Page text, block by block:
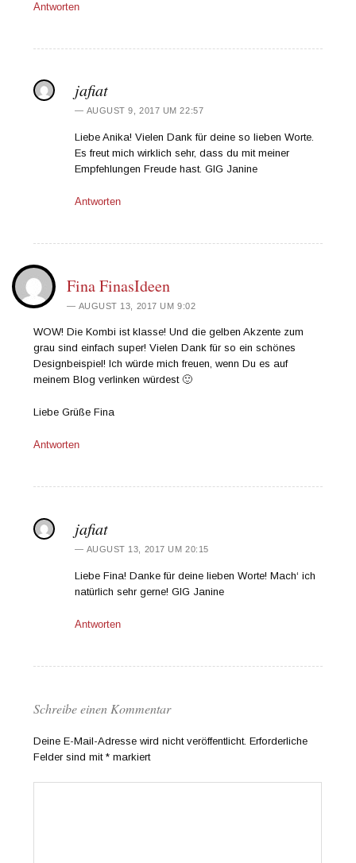
Antworten
jafiat
AUGUST 9, 2017 UM 22:57
Liebe Anika! Vielen Dank für deine so lieben Worte.
Es freut mich wirklich sehr, dass du mit meiner
Empfehlungen Freude hast. GlG Janine
Antworten
Fina FinasIdeen
AUGUST 13, 2017 UM 9:02
WOW! Die Kombi ist klasse! Und die gelben Akzente zum
grau sind einfach super! Vielen Dank für so ein schönes
Designbeispiel! Ich würde mich freuen, wenn Du es auf
meinem Blog verlinken würdest 🙂
Liebe Grüße Fina
Antworten
jafiat
AUGUST 13, 2017 UM 20:15
Liebe Fina! Danke für deine lieben Worte! Mach‘ ich
natürlich sehr gerne! GlG Janine
Antworten
Schreibe einen Kommentar
Deine E-Mail-Adresse wird nicht veröffentlicht. Erforderliche
Felder sind mit* markiert